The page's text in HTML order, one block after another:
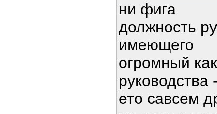
ни фига
должность
имеющего
огромный
руководства
ето савсем